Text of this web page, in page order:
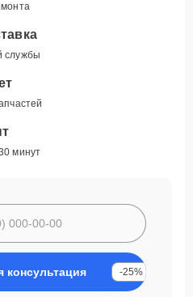
службы
минут
консультация -25%